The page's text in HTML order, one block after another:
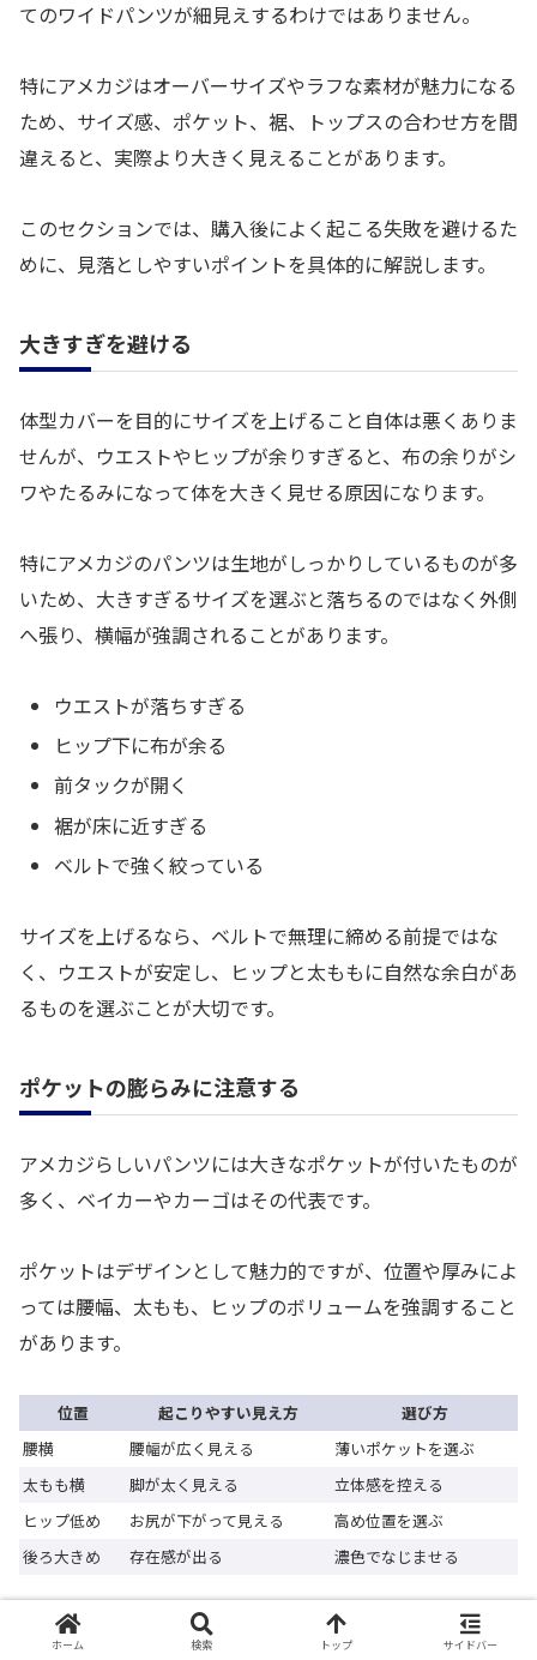
てのワイドパンツが細見えするわけではありません。
特にアメカジはオーバーサイズやラフな素材が魅力になる
ため、サイズ感、ポケット、裾、トップスの合わせ方を間
違えると、実際より大きく見えることがあります。
このセクションでは、購入後によく起こる失敗を避けるた
めに、見落としやすいポイントを具体的に解説します。
大きすぎを避ける
体型カバーを目的にサイズを上げること自体は悪くありま
せんが、ウエストやヒップが余りすぎると、布の余りがシ
ワやたるみになって体を大きく見せる原因になります。
特にアメカジのパンツは生地がしっかりしているものが多
いため、大きすぎるサイズを選ぶと落ちるのではなく外側
へ張り、横幅が強調されることがあります。
ウエストが落ちすぎる
ヒップ下に布が余る
前タックが開く
裾が床に近すぎる
ベルトで強く絞っている
サイズを上げるなら、ベルトで無理に締める前提ではな
く、ウエストが安定し、ヒップと太ももに自然な余白があ
るものを選ぶことが大切です。
ポケットの膨らみに注意する
アメカジらしいパンツには大きなポケットが付いたものが
多く、ベイカーやカーゴはその代表です。
ポケットはデザインとして魅力的ですが、位置や厚みによ
っては腰幅、太もも、ヒップのボリュームを強調すること
があります。
位置 起こりやすい見え方
選び方
腰横
腰幅が広く見える
薄いポケットを選ぶ
太もも横
脚が太く見える
立体感を控える
ヒップ低め
お尻が下がって見える
高め位置を選ぶ
後ろ大きめ
存在感が出る 濃色でなじませる
ポケット付きのパンツを選ぶ場合は、手を入れなくても布
ホーム 検索 トップ サイドバー